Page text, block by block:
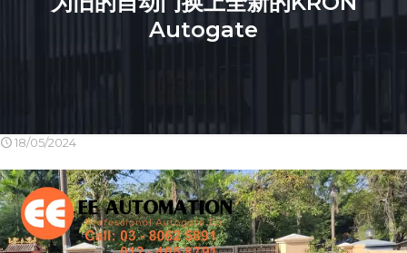
Autogate
18/05/2024